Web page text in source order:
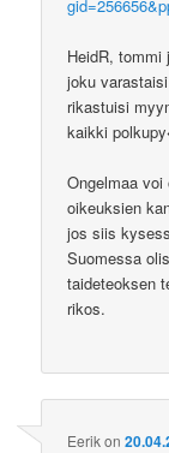
HeidR,
joku
rikastuisi
kaikki
Ongelmaa
oikeuksien
jos siis
Suomessa
taideteoksen
rikos.
Eerikon